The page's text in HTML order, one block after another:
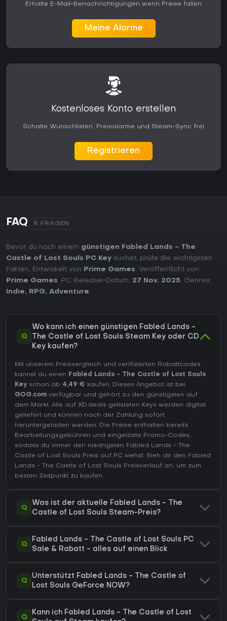
Erhalte E-Mail-Benachrichtigungen wenn Preise fallen
Meine Alarme
Kostenloses Konto erstellen
Schalte Wunschlisten, Preisalarme und Steam-Sync frei
Registrieren
FAQ 8 FRAGEN
Bevor du nach einem günstigen Fabled Lands - The
Castle of Lost Souls PC Key suchst, prüfe die wichtigsten
Fakten. Entwickelt von
Prime Games. Veröffentlicht von
Prime Games. PC Release-Datum: 27 Nov. 2025. Genres:
Indie, RPG, Adventure.
Q
Wo kann ich einen günstigen Fabled Lands -
The Castle of Lost Souls Steam Key oder CD
Key kaufen?
Mit unserem Preisvergleich und verifizierten Rabattcodes
kannst du einen Fabled Lands - The Castle of Lost Souls
Key schon ab 4,49 € kaufen. Dieses Angebot ist bei
GOG.com verfügbar und gehört zu den günstigsten auf
dem Markt. Alle auf XD.deals gelisteten Keys werden digital
geliefert und können nach der Zahlung sofort
heruntergeladen werden. Die Preise enthalten bereits
Bearbeitungsgebühren und eingelöste Promo-Codes,
sodass du immer den niedrigsten Fabled Lands - The
Castle of Lost Souls Preis auf PC siehst. Sieh dir den Fabled
Lands - The Castle of Lost Souls Preisverlauf an, um zum
besten Zeitpunkt zu kaufen.
Q
Was ist der aktuelle Fabled Lands - The
Castle of Lost Souls Steam-Preis?
Q
Fabled Lands - The Castle of Lost Souls PC
Sale & Rabatt - alles auf einen Blick
Q
Unterstützt Fabled Lands - The Castle of
Lost Souls GeForce NOW?
Q
Kann ich Fabled Lands - The Castle of Lost